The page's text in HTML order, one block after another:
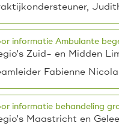
informatie Ambulante
Zuid- en Midden
Fabienne
informatie behandeling
Maastricht en